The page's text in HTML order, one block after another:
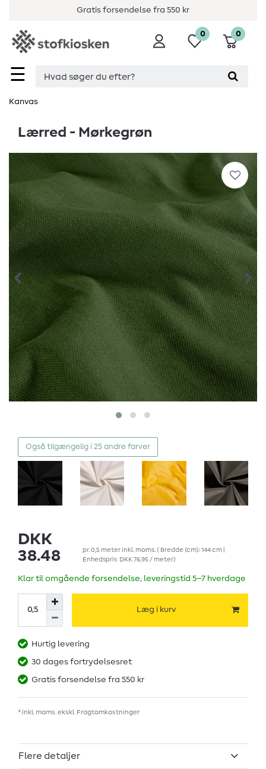
Gratis forsendelse fra 550 kr
☰
0 0
Kanvas
Lærred - Mørkegrøn
Også tilgængelig i 25 andre farver
DKK
38.48
pr.0,5 meterinkl. moms. ( Bredde (cm): 144 cm |
Enhedspris DKK 76.95 / meter)
Klar til omgående forsendelse, leveringstid 5–7 hverdage
Læg i kurv
Hurtig levering
30 dages fortrydelsesret
Gratis forsendelse fra 550 kr
* inkl. moms. ekskl. Fragtomkostninger
Flere detaljer